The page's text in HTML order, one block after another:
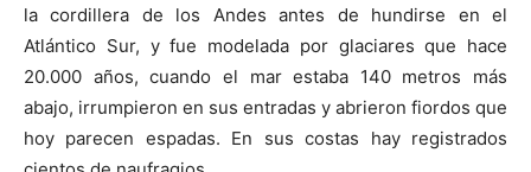
la cordillera de los Andes antes de hundirse en el
Atlántico Sur, y fue modelada por glaciares que hace
20.000 años, cuando el mar estaba 140 metros más
abajo, irrumpieron en sus entradas y abrieron fiordos que
hoy parecen espadas. En sus costas hay registrados